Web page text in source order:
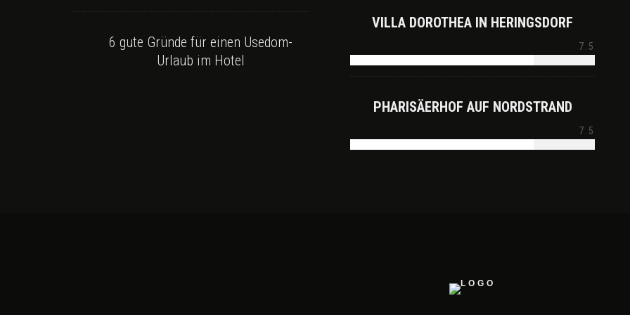
6 gute Gründe für einen Usedom-
Urlaub im Hotel
VILLA DOROTHEA IN HERINGSDORF
7.5
PHARISÄERHOF AUF NORDSTRAND
7.5